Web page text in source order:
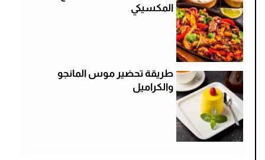
المكسيكي
طريقة تحضير موس المانجو
والكراميل